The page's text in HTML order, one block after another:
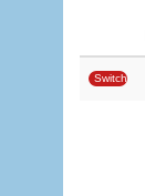
Switch